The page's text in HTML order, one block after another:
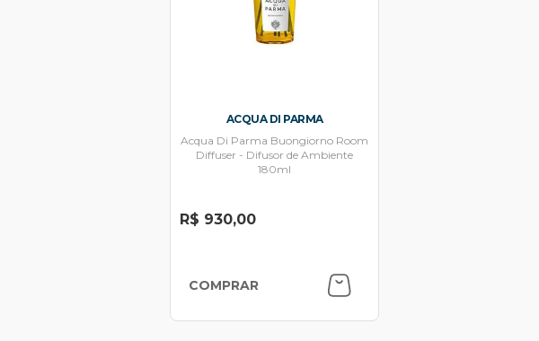
ACQUA DI PARMA
Acqua Di Parma Buongiorno Room
Diffuser - Difusor de Ambiente
180ml
R$ 930,00
COMPRAR